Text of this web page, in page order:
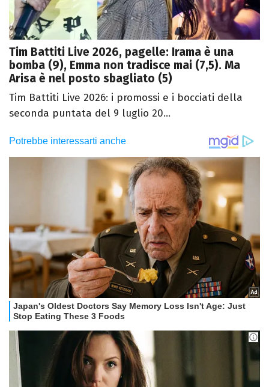
Tim Battiti Live 2026, pagelle: Irama è una
bomba (9), Emma non tradisce mai (7,5). Ma
Arisa è nel posto sbagliato (5)
Tim Battiti Live 2026: i promossi e i bocciati della
seconda puntata del 9 luglio 20...